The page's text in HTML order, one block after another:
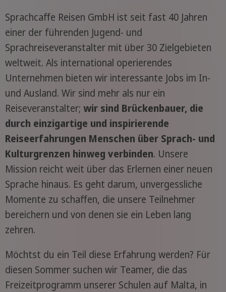
Sprachcaffe Reisen GmbH ist seit fast 40 Jahren
einer der führenden Jugend- und
Sprachreiseveranstalter mit über 30 Zielgebieten
weltweit. Als international operierendes
Unternehmen bieten wir interessante Jobs im In-
und Ausland. Wir sind mehr als nur ein
Reiseveranstalter; wir sind Brückenbauer, die
durch einzigartige und inspirierende
Reiseerfahrungen Menschen über Sprach- und
Kulturgrenzen hinweg verbinden. Unsere
Mission reicht weit über das Erlernen einer neuen
Sprache hinaus. Es geht darum, unvergessliche
Momente zu schaffen, die unsere Teilnehmer
bereichern und von denen sie ein Leben lang
zehren.
Möchtst du ein Teil diese Erfahrung werden? Für
diesen Sommer suchen wir Teamer, die das
Freizeitprogramm unserer Schulen auf Malta, in